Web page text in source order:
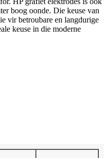
boog oonde. Die keuse van
vir betroubare en langdurige
keuse in die moderne